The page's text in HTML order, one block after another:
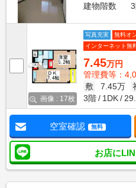
建物階数
画像 : 17枚
写真充実
無料オ
インターネット無
7.45万円
管理費等：
敷
7.45万
3階
1DK
空室確認 無料
お店に